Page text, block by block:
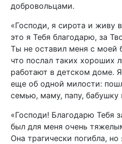
добровольцами.
«Господи, я сирота и живу
это я Тебя благодарю, за
Ты не оставил меня с моей
что послал таких хороших
работают в детском доме.
еще об одной милости:
семью, маму, папу, бабушку
«Господи! Благодарю Тебя
был для меня очень
Она трагически погибла,